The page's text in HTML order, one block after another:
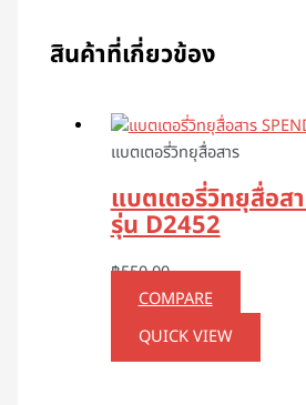
สินค้าที่เกี่ยวข้อง
แบตเตอรี่วิทยุสื่อสาร
แบตเตอรี่วิทยุสื่อส
รุ่น D2452
฿550.00
COMPARE
QUICK VIEW